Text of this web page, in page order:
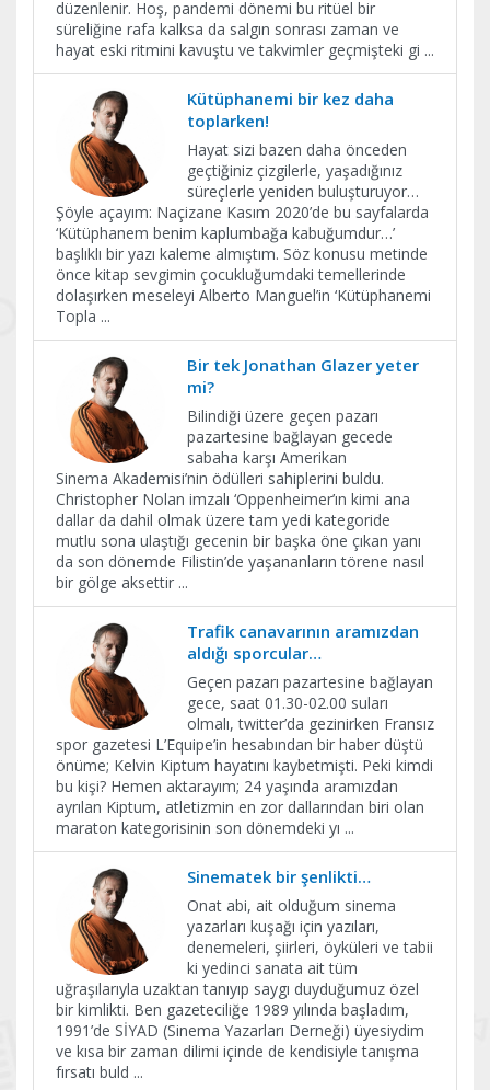
düzenlenir. Hoş, pandemi dönemi bu ritüel bir
süreliğine rafa kalksa da salgın sonrası zaman ve
hayat eski ritmini kavuştu ve takvimler geçmişteki gi ...
Kütüphanemi bir kez daha
toplarken!
Hayat sizi bazen daha önceden
geçtiğiniz çizgilerle, yaşadığınız
süreçlerle yeniden buluşturuyor…
Şöyle açayım: Naçizane Kasım 2020’de bu sayfalarda
‘Kütüphanem benim kaplumbağa kabuğumdur…’
başlıklı bir yazı kaleme almıştım. Söz konusu metinde
önce kitap sevgimin çocukluğumdaki temellerinde
dolaşırken meseleyi Alberto Manguel’in ‘Kütüphanemi
Topla ...
Bir tek Jonathan Glazer yeter
mi?
Bilindiği üzere geçen pazarı
pazartesine bağlayan gecede
sabaha karşı Amerikan
Sinema Akademisi’nin ödülleri sahiplerini buldu.
Christopher Nolan imzalı ‘Oppenheimer’ın kimi ana
dallar da dahil olmak üzere tam yedi kategoride
mutlu sona ulaştığı gecenin bir başka öne çıkan yanı
da son dönemde Filistin’de yaşananların törene nasıl
bir gölge aksettir ...
Trafik canavarının aramızdan
aldığı sporcular…
Geçen pazarı pazartesine bağlayan
gece, saat 01.30-02.00 suları
olmalı, twitter’da gezinirken Fransız
spor gazetesi L’Equipe’in hesabından bir haber düştü
önüme; Kelvin Kiptum hayatını kaybetmişti. Peki kimdi
bu kişi? Hemen aktarayım; 24 yaşında aramızdan
ayrılan Kiptum, atletizmin en zor dallarından biri olan
maraton kategorisinin son dönemdeki yı ...
Sinematek bir şenlikti…
Onat abi, ait olduğum sinema
yazarları kuşağı için yazıları,
denemeleri, şiirleri, öyküleri ve tabii
ki yedinci sanata ait tüm
uğraşılarıyla uzaktan tanıyıp saygı duyduğumuz özel
bir kimlikti. Ben gazeteciliğe 1989 yılında başladım,
1991’de SİYAD (Sinema Yazarları Derneği) üyesiydim
ve kısa bir zaman dilimi içinde de kendisiyle tanışma
fırsatı buld ...